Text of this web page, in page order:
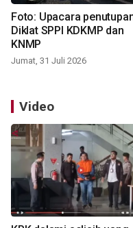
Foto: Upacara
Diklat SPPI KDKMP dan
KNMP
Jumat, 31 Juli 2026
Video